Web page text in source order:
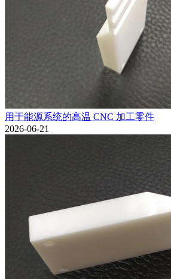
用于能源系统的高温 CNC 加工零件
2026-06-21